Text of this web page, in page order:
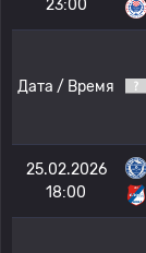
23:00
Дата / Время
25.02.2026
18:00